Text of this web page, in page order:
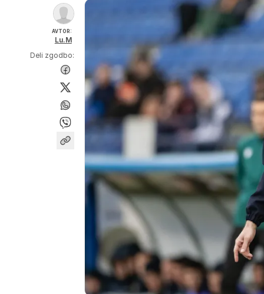
AVTOR:
Lu.M
Deli zgodbo: